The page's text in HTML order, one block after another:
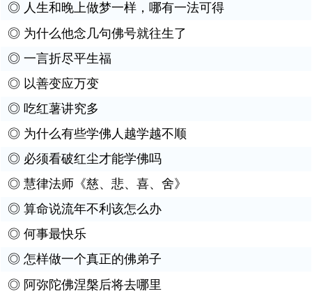
◎ 人生和晚上做梦一样，哪有一法可得
◎ 为什么他念几句佛号就往生了
◎ 一言折尽平生福
◎ 以善变应万变
◎ 吃红薯讲究多
◎ 为什么有些学佛人越学越不顺
◎ 必须看破红尘才能学佛吗
◎ 慧律法师《慈、悲、喜、舍》
◎ 算命说流年不利该怎么办
◎ 何事最快乐
◎ 怎样做一个真正的佛弟子
◎ 阿弥陀佛涅槃后将去哪里